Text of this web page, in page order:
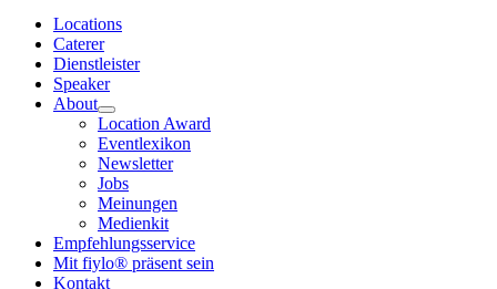
Locations
Caterer
Dienstleister
Speaker
About
Location Award
Eventlexikon
Newsletter
Jobs
Meinungen
Medienkit
Empfehlungsservice
Mit fiylo® präsent sein
Kontakt